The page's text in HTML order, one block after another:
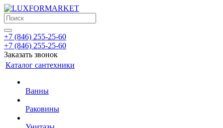
+7 (846) 255-25-60
+7 (846) 255-25-60
Заказать звонок
Каталог сантехники
Ванны
Раковины